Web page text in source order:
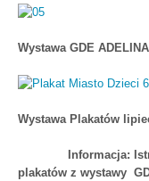
Wystawa GDE
Wystawa Plakatów
Informacja:
plakatów z wystawy